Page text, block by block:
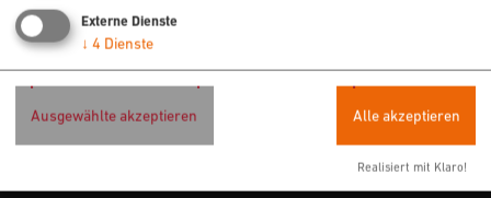
Gastronomie
Tourist-Info
Externe Dienste
↓ 4 Dienste
Ausgewählte akzeptieren Alle akzeptieren
Realisiert mit Klaro!